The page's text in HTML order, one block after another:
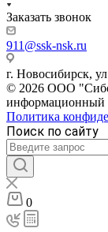
Заказать звонок
911@ssk-nsk.ru
г. Новосибирск,
© 2026 ООО
информационный
Политика
Поиск по сайту
0